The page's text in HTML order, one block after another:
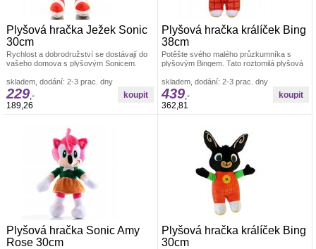
Plyšová hračka Ježek Sonic
30cm
Rychlost a dobrodružství se dostávají do
vašeho domova s plyšovým Sonicem.
skladem, dodání: 2-3 prac. dny
229 ,-
189,26
Plyšová hračka králíček Bing
38cm
Potěšte svého malého průzkumníka s
plyšovým Bingem. Tato roztomilá plyšová
skladem, dodání: 2-3 prac. dny
439,-
362,81
Plyšová hračka Sonic Amy
Rose 30cm
Plyšová hračka králíček Bing
30cm